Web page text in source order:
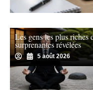
Les gens les plus riches
surprenantes révélées
5 août 2026